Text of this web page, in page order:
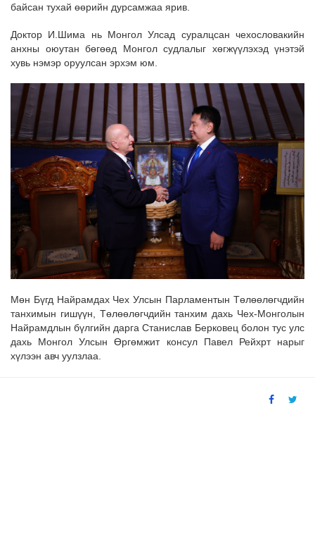
байсан тухай өөрийн дурсамжаа ярив.
Доктор И.Шима нь Монгол Улсад суралцсан чехословакийн
анхны оюутан бөгөөд Монгол судлалыг хөгжүүлэхэд үнэтэй
хувь нэмэр оруулсан эрхэм юм.
Мөн Бүгд Найрамдах Чех Улсын Парламентын Төлөөлөгчдийн
танхимын гишүүн, Төлөөлөгчдийн танхим дахь Чех-Монголын
Найрамдлын бүлгийн дарга Станислав Берковец болон тус улс
дахь Монгол Улсын Өргөмжит консул Павел Рейхрт нарыг
хүлээн авч уулзлаа.